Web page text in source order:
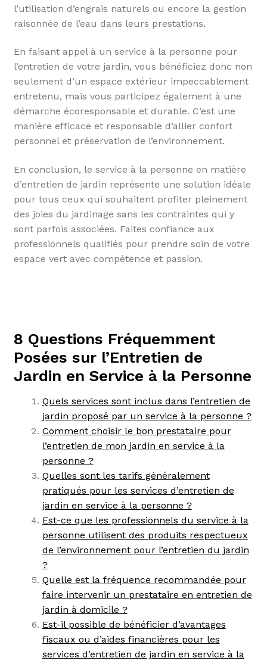
l’utilisation d’engrais naturels ou encore la gestion
raisonnée de l’eau dans leurs prestations.
En faisant appel à un service à la personne pour
l’entretien de votre jardin, vous bénéficiez donc non
seulement d’un espace extérieur impeccablement
entretenu, mais vous participez également à une
démarche écoresponsable et durable. C’est une
manière efficace et responsable d’allier confort
personnel et préservation de l’environnement.
En conclusion, le service à la personne en matière
d’entretien de jardin représente une solution idéale
pour tous ceux qui souhaitent profiter pleinement
des joies du jardinage sans les contraintes qui y
sont parfois associées. Faites confiance aux
professionnels qualifiés pour prendre soin de votre
espace vert avec compétence et passion.
8 Questions Fréquemment
Posées sur l’Entretien de
Jardin en Service à la Personne
Quels services sont inclus dans l’entretien de
jardin proposé par un service à la personne ?
Comment choisir le bon prestataire pour
l’entretien de mon jardin en service à la
personne ?
Quelles sont les tarifs généralement
pratiqués pour les services d’entretien de
jardin en service à la personne ?
Est-ce que les professionnels du service à la
personne utilisent des produits respectueux
de l’environnement pour l’entretien du jardin
?
Quelle est la fréquence recommandée pour
faire intervenir un prestataire en entretien de
jardin à domicile ?
Est-il possible de bénéficier d’avantages
fiscaux ou d’aides financières pour les
services d’entretien de jardin en service à la